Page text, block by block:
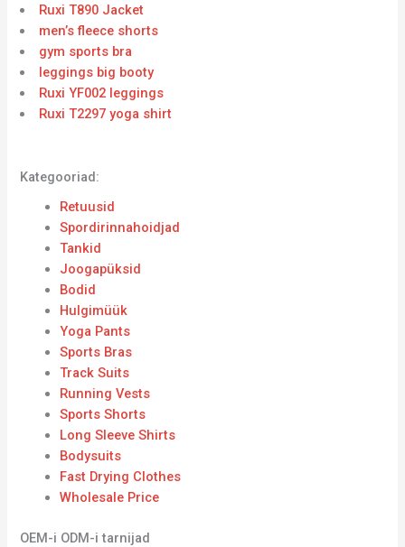
Ruxi T890 Jacket
men’s fleece shorts
gym sports bra
leggings big booty
Ruxi YF002 leggings
Ruxi T2297 yoga shirt
Kategooriad:
Retuusid
Spordirinnahoidjad
Tankid
Joogapüksid
Bodid
Hulgimüük
Yoga Pants
Sports Bras
Track Suits
Running Vests
Sports Shorts
Long Sleeve Shirts
Bodysuits
Fast Drying Clothes
Wholesale Price
OEM-i ODM-i tarnijad